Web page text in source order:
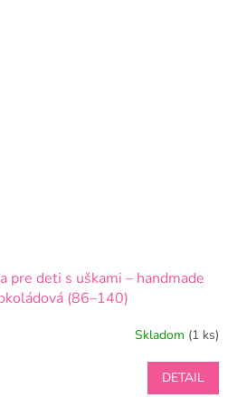
pre deti s uškami – handmade
(86–140)
Skladom (1 ks)
DETAIL